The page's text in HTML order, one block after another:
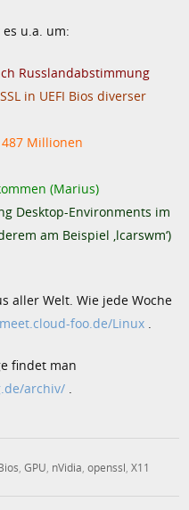
u.a. um:
Russlandabstimmung
in UEFI Bios diverser
Millionen
(Marius)
Desktop-Environments im
am Beispiel ‚lcarswm‘)
aller Welt. Wie jede Woche
foo.de/Linux .
findet man
archiv/ .
,GPU, nVidia,openssl,X11